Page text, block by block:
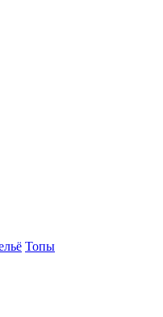
Топы